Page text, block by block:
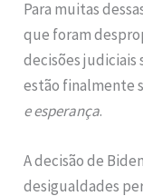
Para muitas
que foram
decisões judiciais
estão finalmente
e esperança.
A decisão de
desigualdades